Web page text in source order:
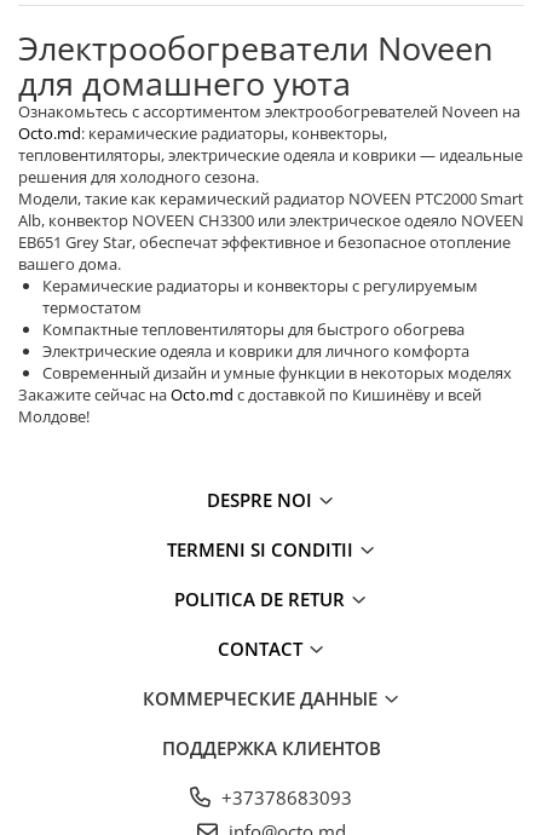
Офисные Стулья
Геймерские кресла
Столы
Игровые столы
Офисные столы
Спорт и отдых
Дорожные сумки
Рюкзак
Термосумки
Чехлы для дорожных сумок
Транспорт
Электросамокаты
Электроника
Аксессуары для Часов
Рации и Радиостанции Walkie
Электрообогреватели Noveen
для домашнего уюта
Ознакомьтесь с ассортиментом электрообогревателей Noveen на
Octo.md: керамические радиаторы, конвекторы,
тепловентиляторы, электрические одеяла и коврики — идеальные
решения для холодного сезона.
Модели, такие как керамический радиатор NOVEEN PTC2000 Smart
Alb, конвектор NOVEEN CH3300 или электрическое одеяло NOVEEN
EB651 Grey Star, обеспечат эффективное и безопасное отопление
вашего дома.
Керамические радиаторы и конвекторы с регулируемым
термостатом
Компактные тепловентиляторы для быстрого обогрева
Электрические одеяла и коврики для личного комфорта
Современный дизайн и умные функции в некоторых моделях
Закажите сейчас наOcto.md с доставкой по Кишинёву и всей
Молдове!
DESPRE NOI
TERMENI SI CONDITII
POLITICA DE RETUR
CONTACT
КОММЕРЧЕСКИЕ ДАННЫЕ
ПОДДЕРЖКА КЛИЕНТОВ
+37378683093